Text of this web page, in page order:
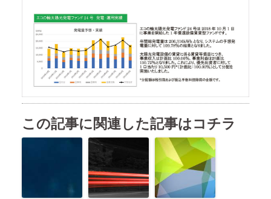
この記事に関連した記事はコチラ